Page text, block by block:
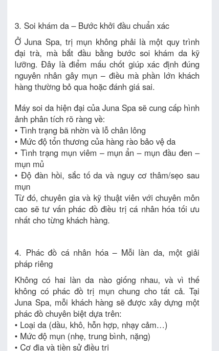
3. Soi khám da – Bước khởi đầu chuẩn xác
Ở Juna Spa, trị mụn không phải là một quy trình
đại trà, mà bắt đầu bằng bước soi khám da kỹ
lưỡng. Đây là điểm mấu chốt giúp xác định đúng
nguyên nhân gây mụn – điều mà phần lớn khách
hàng thường bỏ qua hoặc đánh giá sai.
Máy soi da hiện đại của Juna Spa sẽ cung cấp hình
ảnh phân tích rõ ràng về:
• Tình trạng bã nhờn và lỗ chân lông
• Mức độ tổn thương của hàng rào bảo vệ da
• Tình trạng mụn viêm – mụn ẩn – mụn đầu đen –
mụn mủ
• Độ đàn hồi, sắc tố da và nguy cơ thâm/sẹo sau
mụn
Từ đó, chuyên gia và kỹ thuật viên với chuyên môn
cao sẽ tư vấn phác đồ điều trị cá nhân hóa tối ưu
nhất cho từng khách hàng.
4. Phác đồ cá nhân hóa – Mỗi làn da, một giải
pháp riêng
Không có hai làn da nào giống nhau, và vì thế
không có phác đồ trị mụn chung cho tất cả. Tại
Juna Spa, mỗi khách hàng sẽ được xây dựng một
phác đồ chuyên biệt dựa trên:
• Loại da (dầu, khô, hỗn hợp, nhạy cảm…)
• Mức độ mụn (nhẹ, trung bình, nặng)
• Cơ địa và tiền sử điều trị